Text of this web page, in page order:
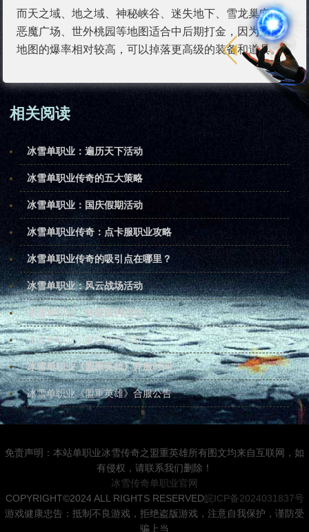
而天之域、地之域、神秘峡谷、迷失地下、雪龙巢穴、
恶魔广场、世外桃园等地图适合中后期打金，因为这些
地图的爆率相对较高，可以掉落更高级的装备和道具。
相关阅读
冰雪单职业：遍历天下活动
冰雪单职业传奇的五大策略
冰雪单职业：国庆假期活动
冰雪单职业传奇：点卡服职业攻略
冰雪单职业传奇的吸引点在哪里？
冰雪单职业：风云战场活动
冰雪单职业：时装返利活动
冰雪单职业：夏日狂欢活动
冰雪单职业《盟重英雄》开服时间
冰雪单职业《盟重英雄》合服公告
免责声明：本站单职业冰雪传奇之盟重英雄所有图文均来自互联网，如
有侵权，请联系我们删除！
冰雪传奇单职业官网
COPYRIGHT©2024 ALL RIGHTS RESERVED皖ICP备2024031837号
游戏健康忠告：抵制不良游戏，拒绝盗版游戏，注意自我保护，谨防受
骗上当